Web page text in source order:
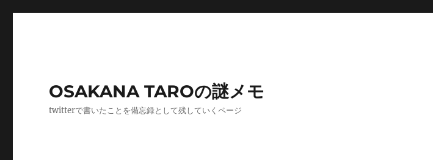
OSAKANA TAROの謎メモ
twitterで書いたことを備忘録として残していくページ